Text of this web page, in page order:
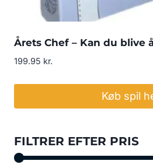
Årets Chef – Kan du blive
199.95 kr.
Køb spil
FILTRER EFTER PRIS